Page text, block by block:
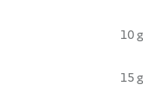
10 g
15 g